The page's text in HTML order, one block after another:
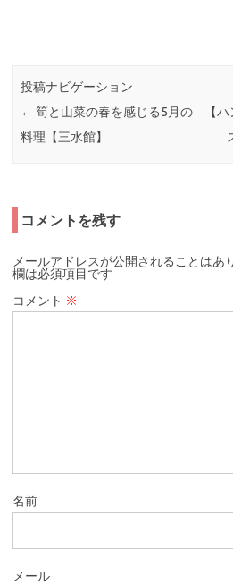
投稿ナビゲーション
← 筍と山菜の春を感じる5月の
料理【三水館】
【
コメントを残す
メールアドレスが公開されることはあ
欄は必須項目です
コメント ※
名前
メール